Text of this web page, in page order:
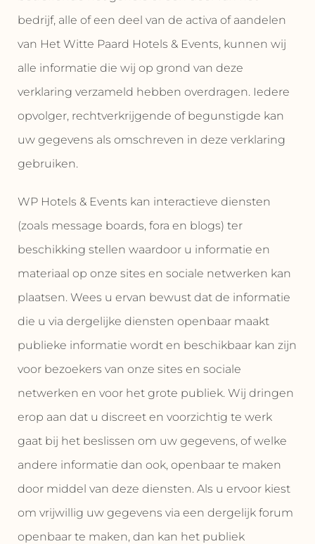
bedrijf, alle of een deel van de activa of aandelen
van Het Witte Paard Hotels & Events, kunnen wij
alle informatie die wij op grond van deze
verklaring verzameld hebben overdragen. Iedere
opvolger, rechtverkrijgende of begunstigde kan
uw gegevens als omschreven in deze verklaring
gebruiken.
WP Hotels & Events kan interactieve diensten
(zoals message boards, fora en blogs) ter
beschikking stellen waardoor u informatie en
materiaal op onze sites en sociale netwerken kan
plaatsen. Wees u ervan bewust dat de informatie
die u via dergelijke diensten openbaar maakt
publieke informatie wordt en beschikbaar kan zijn
voor bezoekers van onze sites en sociale
netwerken en voor het grote publiek. Wij dringen
erop aan dat u discreet en voorzichtig te werk
gaat bij het beslissen om uw gegevens, of welke
andere informatie dan ook, openbaar te maken
door middel van deze diensten. Als u ervoor kiest
om vrijwillig uw gegevens via een dergelijk forum
openbaar te maken, dan kan het publiek